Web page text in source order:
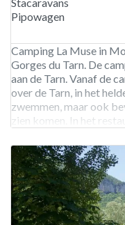
Pipowagen
Camping La Muse in
Gorges du Tarn. De
aan de Tarn. Vanaf de
over de Tarn, in het
zwemmen, maar ook
zien komen. In het